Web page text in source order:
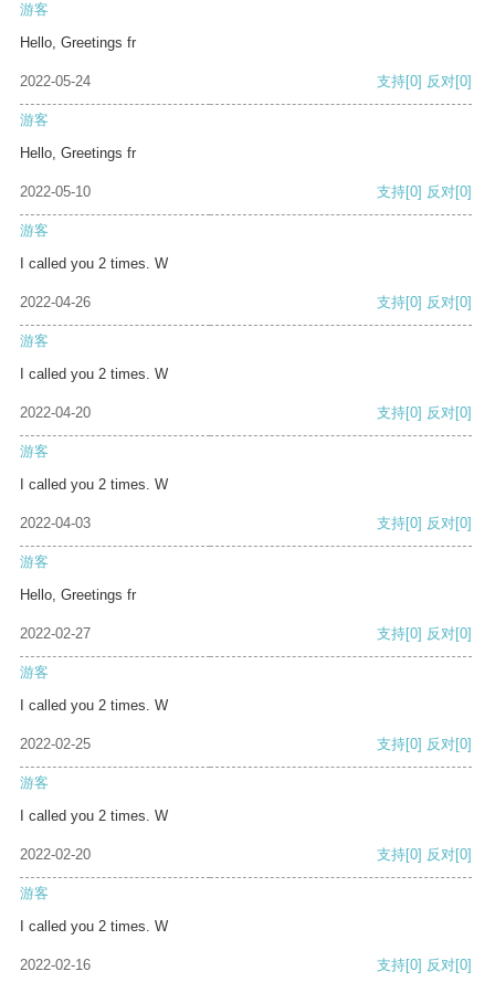
游客
Hello, Greetings fr
2022-05-24 支持[0] 反对[0]
游客
Hello, Greetings fr
2022-05-10 支持[0] 反对[0]
游客
I called you 2 times. W
2022-04-26 支持[0] 反对[0]
游客
I called you 2 times. W
2022-04-20 支持[0] 反对[0]
游客
I called you 2 times. W
2022-04-03 支持[0] 反对[0]
游客
Hello, Greetings fr
2022-02-27 支持[0] 反对[0]
游客
I called you 2 times. W
2022-02-25 支持[0] 反对[0]
游客
I called you 2 times. W
2022-02-20 支持[0] 反对[0]
游客
I called you 2 times. W
2022-02-16 支持[0] 反对[0]